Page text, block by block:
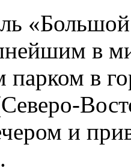
в
парком в
и